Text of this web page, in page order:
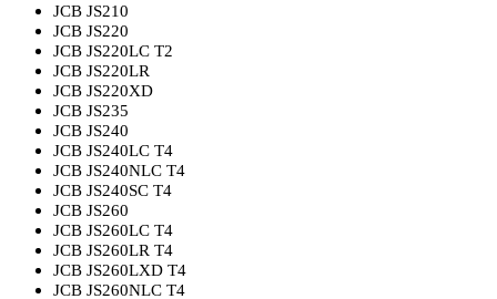
JCB JS210
JCB JS220
JCB JS220LC T2
JCB JS220LR
JCB JS220XD
JCB JS235
JCB JS240
JCB JS240LC T4
JCB JS240NLC T4
JCB JS240SC T4
JCB JS260
JCB JS260LC T4
JCB JS260LR T4
JCB JS260LXD T4
JCB JS260NLC T4